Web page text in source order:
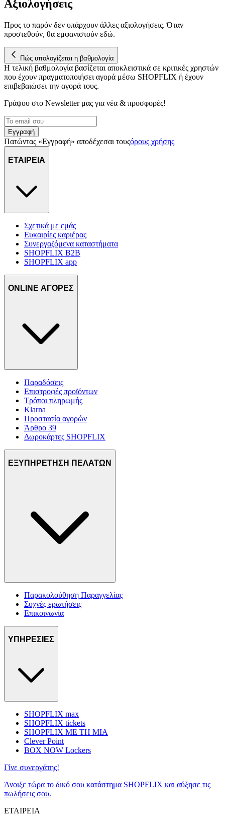
Αξιολογήσεις
Προς το παρόν δεν υπάρχουν άλλες αξιολογήσεις. Όταν
προστεθούν, θα εμφανιστούν εδώ.
Πώς υπολογίζεται η βαθμολογία
Η τελική βαθμολογία βασίζεται αποκλειστικά σε κριτικές χρηστών
που έχουν πραγματοποιήσει αγορά μέσω SHOPFLIX ή έχουν
επιβεβαιώσει την αγορά τους.
Γράψου στο Νewsletter μας για νέα & προσφορές!
Εγγραφή
Πατώντας «Εγγραφή» αποδέχεσαι τουςόρους χρήσης
ΕΤΑΙΡΕΙΑ
Σχετικά με εμάς
Ευκαιρίες καριέρας
Συνεργαζόμενα καταστήματα
SHOPFLIX B2B
SHOPFLIX app
ONLINE ΑΓΟΡΕΣ
Παραδόσεις
Επιστροφές προϊόντων
Τρόποι πληρωμής
Klarna
Προστασία αγορών
Άρθρο 39
Δωροκάρτες SHOPFLIX
ΕΞΥΠΗΡΕΤΗΣΗ ΠΕΛΑΤΩΝ
Παρακολούθηση Παραγγελίας
Συχνές ερωτήσεις
Επικοινωνία
ΥΠΗΡΕΣΙΕΣ
SHOPFLIX max
SHOPFLIX tickets
SHOPFLIX ΜΕ ΤΗ ΜΙΑ
Clever Point
BOX NOW Lockers
Γίνε συνεργάτης!
Άνοιξε τώρα το δικό σου κατάστημα SHOPFLIX και αύξησε τις
πωλήσεις σου.
ΕΤΑΙΡΕΙΑ